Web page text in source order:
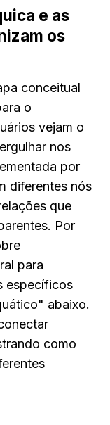
e as
os
conceitual
o
vejam o
nos
por
diferentes nós
que
Por
para
específicos
abaixo.
como